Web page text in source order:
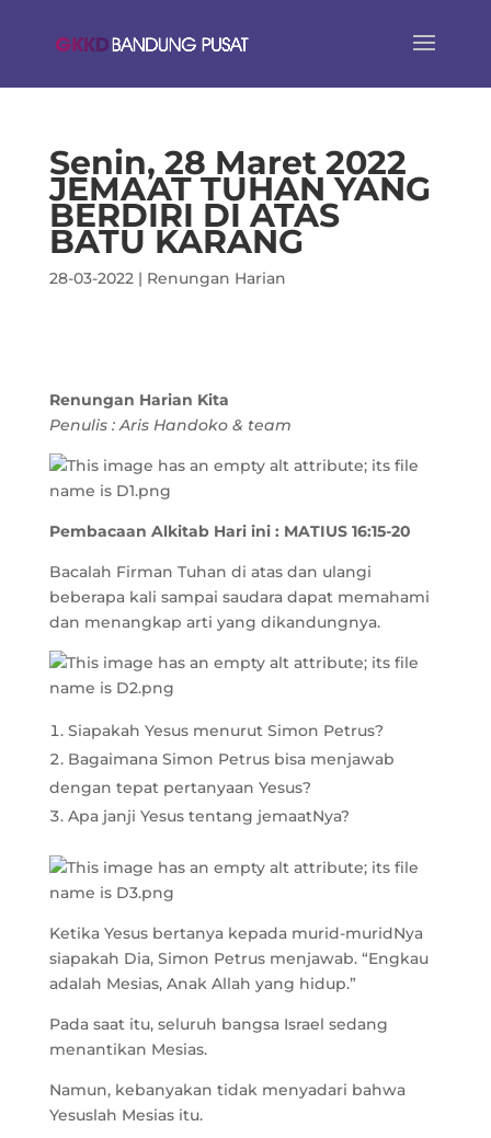
Senin, 28 Maret 2022
JEMAAT TUHAN YANG
BERDIRI DI ATAS
BATU KARANG
28-03-2022| Renungan Harian
Renungan Harian Kita
Penulis : Aris Handoko & team
Pembacaan Alkitab Hari ini : MATIUS 16:15-20
Bacalah Firman Tuhan di atas dan ulangi
beberapa kali sampai saudara dapat memahami
dan menangkap arti yang dikandungnya.
Siapakah Yesus menurut Simon Petrus?
Bagaimana Simon Petrus bisa menjawab
dengan tepat pertanyaan Yesus?
Apa janji Yesus tentang jemaatNya?
Ketika Yesus bertanya kepada murid-muridNya
siapakah Dia, Simon Petrus menjawab. “Engkau
adalah Mesias, Anak Allah yang hidup.”
Pada saat itu, seluruh bangsa Israel sedang
menantikan Mesias.
Namun, kebanyakan tidak menyadari bahwa
Yesuslah Mesias itu.